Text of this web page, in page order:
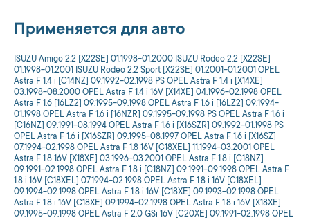
Применяется для авто
ISUZU Amigo 2.2 [X22SE] 01.1998-01.2000 ISUZU Rodeo 2.2 [X22SE]
01.1998-01.2001 ISUZU Rodeo 2.2 Sport [X22SE] 01.2001-01.2001 OPEL
Astra F 1.4 i [C14NZ] 09.1992-02.1998 PS OPEL Astra F 1.4 i [X14XE]
03.1998-08.2000 OPEL Astra F 1.4 i 16V [X14XE] 04.1996-02.1998 OPEL
Astra F 1.6 [16LZ2] 09.1995-09.1998 OPEL Astra F 1.6 i [16LZ2] 09.1994-
01.1998 OPEL Astra F 1.6 i [16NZR] 09.1995-09.1998 PS OPEL Astra F 1.6 i
[C16NZ] 09.1991-08.1994 OPEL Astra F 1.6 i [X16SZR] 09.1992-01.1998 PS
OPEL Astra F 1.6 i [X16SZR] 09.1995-08.1997 OPEL Astra F 1.6 i [X16SZ]
07.1994-02.1998 OPEL Astra F 1.8 16V [C18XEL] 11.1994-03.2001 OPEL
Astra F 1.8 16V [X18XE] 03.1996-03.2001 OPEL Astra F 1.8 i [C18NZ]
09.1991-02.1998 OPEL Astra F 1.8 i [C18NZ] 09.1991-09.1998 OPEL Astra F
1.8 i 16V [C18XEL] 07.1994-02.1998 OPEL Astra F 1.8 i 16V [C18XEL]
09.1994-02.1998 OPEL Astra F 1.8 i 16V [C18XE] 09.1993-02.1998 OPEL
Astra F 1.8 i 16V [C18XE] 09.1994-02.1998 OPEL Astra F 1.8 i 16V [X18XE]
09.1995-09.1998 OPEL Astra F 2.0 GSi 16V [C20XE] 09.1991-02.1998 OPEL